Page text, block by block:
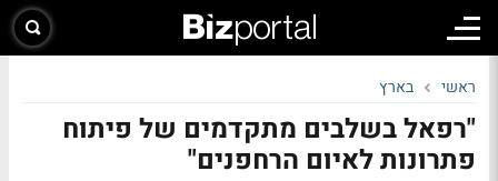
ראשי בארץ
"רפאל בשלבים מתקדמים של פיתוח
פתרונות לאיום הרחפנים"